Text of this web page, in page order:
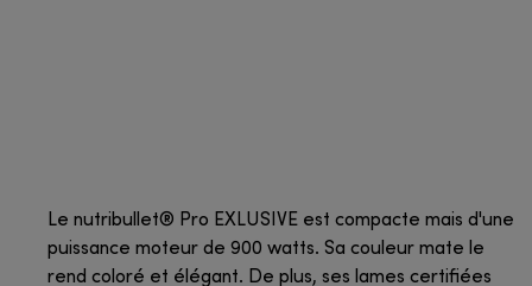
Le nutribullet® Pro EXLUSIVE est compacte mais d'une
puissance moteur de 900 watts. Sa couleur mate le
rend coloré et élégant. De plus, ses lames certifiées